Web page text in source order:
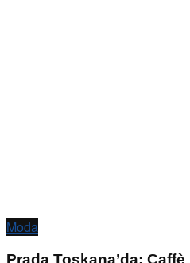
Moda
Prada Toskana’da: Caffè